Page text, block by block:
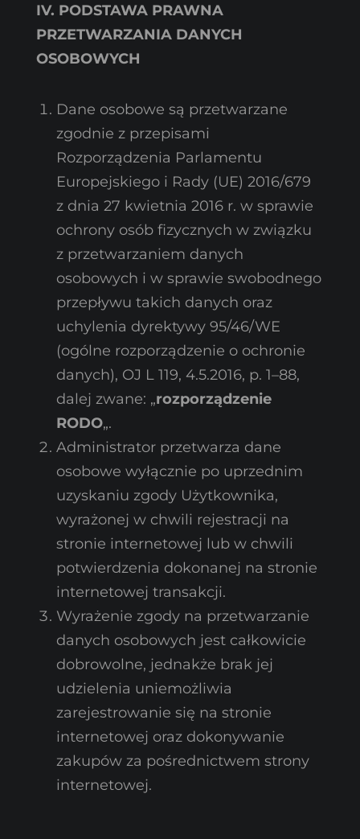
IV. PODSTAWA PRAWNA
PRZETWARZANIA DANYCH
OSOBOWYCH
Dane osobowe są przetwarzane
zgodnie z przepisami
Rozporządzenia Parlamentu
Europejskiego i Rady (UE) 2016/679
z dnia 27 kwietnia 2016 r. w sprawie
ochrony osób fizycznych w związku
z przetwarzaniem danych
osobowych i w sprawie swobodnego
przepływu takich danych oraz
uchylenia dyrektywy 95/46/WE
(ogólne rozporządzenie o ochronie
danych), OJ L 119, 4.5.2016, p. 1–88,
dalej zwane: „rozporządzenie
RODO„.
Administrator przetwarza dane
osobowe wyłącznie po uprzednim
uzyskaniu zgody Użytkownika,
wyrażonej w chwili rejestracji na
stronie internetowej lub w chwili
potwierdzenia dokonanej na stronie
internetowej transakcji.
Wyrażenie zgody na przetwarzanie
danych osobowych jest całkowicie
dobrowolne, jednakże brak jej
udzielenia uniemożliwia
zarejestrowanie się na stronie
internetowej oraz dokonywanie
zakupów za pośrednictwem strony
internetowej.